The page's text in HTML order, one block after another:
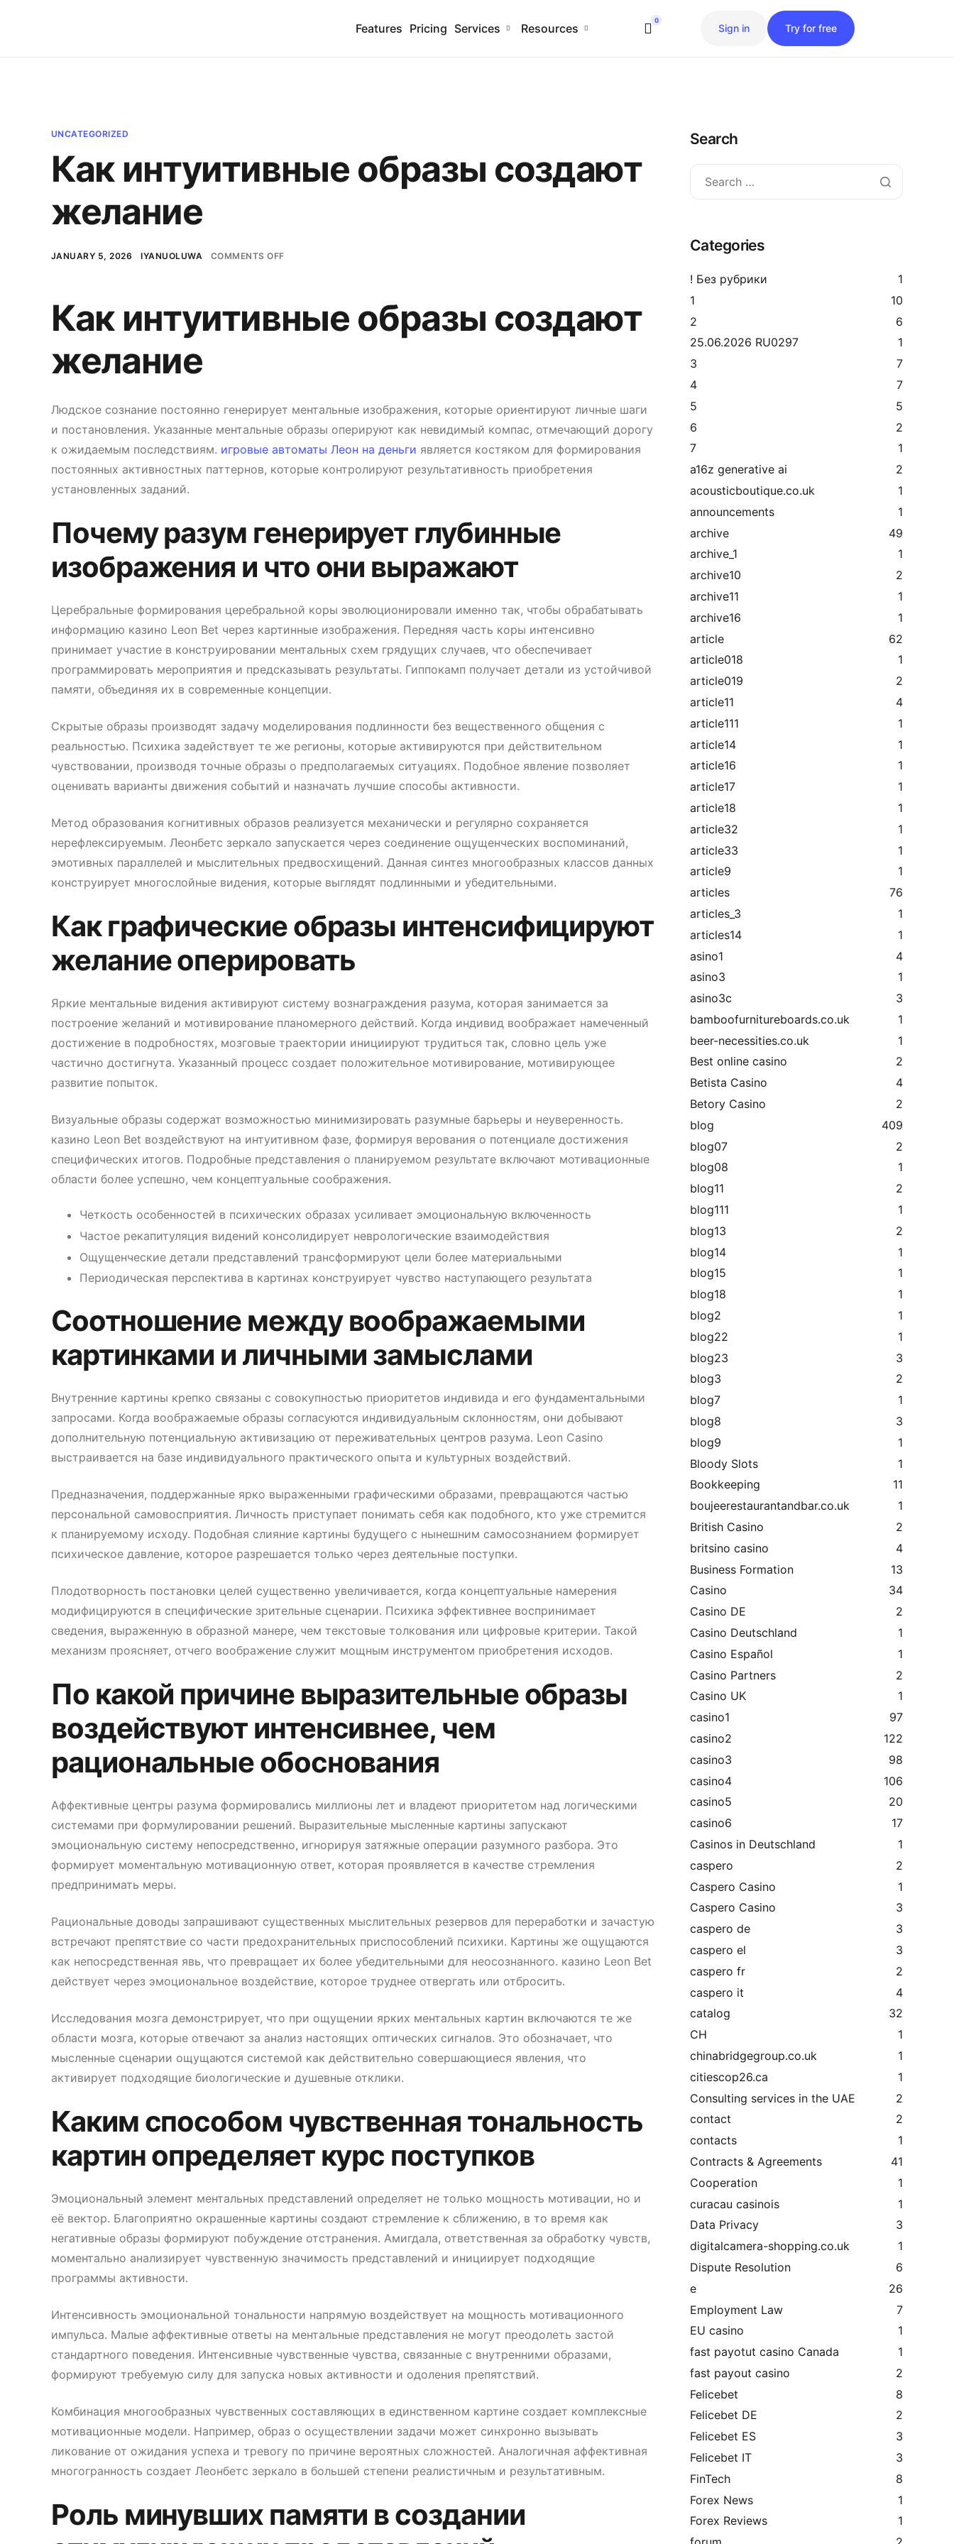
Features Pricing Services Resources
0
Sign in Try for free
UNCATEGORIZED
Как интуитивные образы создают
желание
JANUARY 5, 2026 IYANUOLUWA COMMENTS OFF
Как интуитивные образы создают
желание
Людское сознание постоянно генерирует ментальные изображения, которые ориентируют личные шаги
и постановления. Указанные ментальные образы оперируют как невидимый компас, отмечающий дорогу
к ожидаемым последствиям. игровые автоматы Леон на деньги является костяком для формирования
постоянных активностных паттернов, которые контролируют результативность приобретения
установленных заданий.
Почему разум генерирует глубинные
изображения и что они выражают
Церебральные формирования церебральной коры эволюционировали именно так, чтобы обрабатывать
информацию казино Leon Bet через картинные изображения. Передняя часть коры интенсивно
принимает участие в конструировании ментальных схем грядущих случаев, что обеспечивает
программировать мероприятия и предсказывать результаты. Гиппокамп получает детали из устойчивой
памяти, объединяя их в современные концепции.
Скрытые образы производят задачу моделирования подлинности без вещественного общения с
реальностью. Психика задействует те же регионы, которые активируются при действительном
чувствовании, производя точные образы о предполагаемых ситуациях. Подобное явление позволяет
оценивать варианты движения событий и назначать лучшие способы активности.
Метод образования когнитивных образов реализуется механически и регулярно сохраняется
нерефлексируемым. Леонбетс зеркало запускается через соединение ощущенческих воспоминаний,
эмотивных параллелей и мыслительных предвосхищений. Данная синтез многообразных классов данных
конструирует многослойные видения, которые выглядят подлинными и убедительными.
Как графические образы интенсифицируют
желание оперировать
Яркие ментальные видения активируют систему вознаграждения разума, которая занимается за
построение желаний и мотивирование планомерного действий. Когда индивид воображает намеченный
достижение в подробностях, мозговые траектории инициируют трудиться так, словно цель уже
частично достигнута. Указанный процесс создает положительное мотивирование, мотивирующее
развитие попыток.
Визуальные образы содержат возможностью минимизировать разумные барьеры и неуверенность.
казино Leon Bet воздействуют на интуитивном фазе, формируя верования о потенциале достижения
специфических итогов. Подробные представления о планируемом результате включают мотивационные
области более успешно, чем концептуальные соображения.
Четкость особенностей в психических образах усиливает эмоциональную включенность
Частое рекапитуляция видений консолидирует неврологические взаимодействия
Ощущенческие детали представлений трансформируют цели более материальными
Периодическая перспектива в картинах конструирует чувство наступающего результата
Соотношение между воображаемыми
картинками и личными замыслами
Внутренние картины крепко связаны с совокупностью приоритетов индивида и его фундаментальными
запросами. Когда воображаемые образы согласуются индивидуальным склонностям, они добывают
дополнительную потенциальную активизацию от переживательных центров разума. Leon Casino
выстраивается на базе индивидуального практического опыта и культурных воздействий.
Предназначения, поддержанные ярко выраженными графическими образами, превращаются частью
персональной самовосприятия. Личность приступает понимать себя как подобного, кто уже стремится
к планируемому исходу. Подобная слияние картины будущего с нынешним самосознанием формирует
психическое давление, которое разрешается только через деятельные поступки.
Плодотворность постановки целей существенно увеличивается, когда концептуальные намерения
модифицируются в специфические зрительные сценарии. Психика эффективнее воспринимает
сведения, выраженную в образной манере, чем текстовые толкования или цифровые критерии. Такой
механизм проясняет, отчего воображение служит мощным инструментом приобретения исходов.
По какой причине выразительные образы
воздействуют интенсивнее, чем
рациональные обоснования
Аффективные центры разума формировались миллионы лет и владеют приоритетом над логическими
системами при формулировании решений. Выразительные мысленные картины запускают
эмоциональную систему непосредственно, игнорируя затяжные операции разумного разбора. Это
формирует моментальную мотивационную ответ, которая проявляется в качестве стремления
предпринимать меры.
Рациональные доводы запрашивают существенных мыслительных резервов для переработки и зачастую
встречают препятствие со части предохранительных приспособлений психики. Картины же ощущаются
как непосредственная явь, что превращает их более убедительными для неосознанного. казино Leon Bet
действует через эмоциональное воздействие, которое труднее отвергать или отбросить.
Исследования мозга демонстрирует, что при ощущении ярких ментальных картин включаются те же
области мозга, которые отвечают за анализ настоящих оптических сигналов. Это обозначает, что
мысленные сценарии ощущаются системой как действительно совершающиеся явления, что
активирует подходящие биологические и душевные отклики.
Каким способом чувственная тональность
картин определяет курс поступков
Эмоциональный элемент ментальных представлений определяет не только мощность мотивации, но и
её вектор. Благоприятно окрашенные картины создают стремление к сближению, в то время как
негативные образы формируют побуждение отстранения. Амигдала, ответственная за обработку чувств,
моментально анализирует чувственную значимость представлений и инициирует подходящие
программы активности.
Интенсивность эмоциональной тональности напрямую воздействует на мощность мотивационного
импульса. Малые аффективные ответы на ментальные представления не могут преодолеть застой
стандартного поведения. Интенсивные чувственные чувства, связанные с внутренними образами,
формируют требуемую силу для запуска новых активности и одоления препятствий.
Комбинация многообразных чувственных составляющих в единственном картине создает комплексные
мотивационные модели. Например, образ о осуществлении задачи может синхронно вызывать
ликование от ожидания успеха и тревогу по причине вероятных сложностей. Аналогичная аффективная
многогранность создает Леонбетс зеркало в большей степени реалистичным и результативным.
Роль минувших памяти в создании
Search
Categories
! Без рубрики
1
1
10
2
6
25.06.2026 RU0297
1
3
7
4
7
5
5
6
2
7
1
a16z generative ai
2
acousticboutique.co.uk
1
announcements
1
archive
49
archive_1
1
archive10
2
archive11
1
archive16
1
article
62
article018
1
article019
2
article11
4
article111
1
article14
1
article16
1
article17
1
article18
1
article32
1
article33
1
article9
1
articles
76
articles_3
1
articles14
1
asino1
4
asino3
1
asino3c
3
bamboofurnitureboards.co.uk
1
beer-necessities.co.uk
1
Best online casino
2
Betista Casino
4
Betory Casino
2
blog
409
blog07
2
blog08
1
blog11
2
blog111
1
blog13
2
blog14
1
blog15
1
blog18
1
blog2
1
blog22
1
blog23
3
blog3
2
blog7
1
blog8
3
blog9
1
Bloody Slots
1
Bookkeeping
11
boujeerestaurantandbar.co.uk
1
British Casino
2
britsino casino
4
Business Formation
13
Casino
34
Casino DE
2
Casino Deutschland
1
Casino Español
1
Casino Partners
2
Casino UK
1
casino1
97
casino2
122
casino3
98
casino4
106
casino5
20
casino6
17
Casinos in Deutschland
1
caspero
2
Caspero Casino
1
Caspero Casino
3
caspero de
3
caspero el
3
caspero fr
2
caspero it
4
catalog
32
CH
1
chinabridgegroup.co.uk
1
citiescop26.ca
1
Consulting services in the UAE
2
contact
2
contacts
1
Contracts & Agreements
41
Cooperation
1
curacau casinois
1
Data Privacy
3
digitalcamera-shopping.co.uk
1
Dispute Resolution
6
e
26
Employment Law
7
EU casino
1
fast payotut casino Canada
1
fast payout casino
2
Felicebet
8
Felicebet DE
2
Felicebet ES
3
Felicebet IT
3
FinTech
8
Forex News
1
Forex Reviews
1